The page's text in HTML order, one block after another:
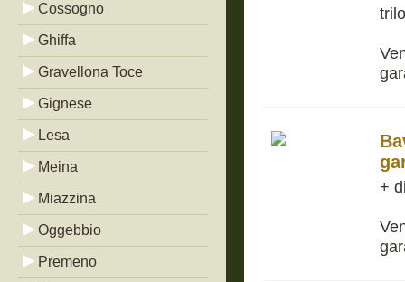
Cossogno
Ghiffa
Gravellona Toce
Gignese
Lesa
Meina
Miazzina
Oggebbio
Premeno
+